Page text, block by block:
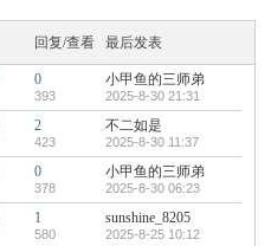
回复/查看 最后发表
0
393
小甲鱼的三师弟
2025-8-30 21:31
2
423
不二如是
2025-8-30 11:37
0
378
小甲鱼的三师弟
2025-8-30 06:23
1
580
sunshine_8205
2025-8-25 10:12